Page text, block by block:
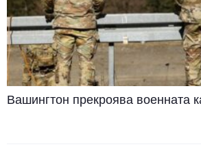
Вашингтон прекроява военната